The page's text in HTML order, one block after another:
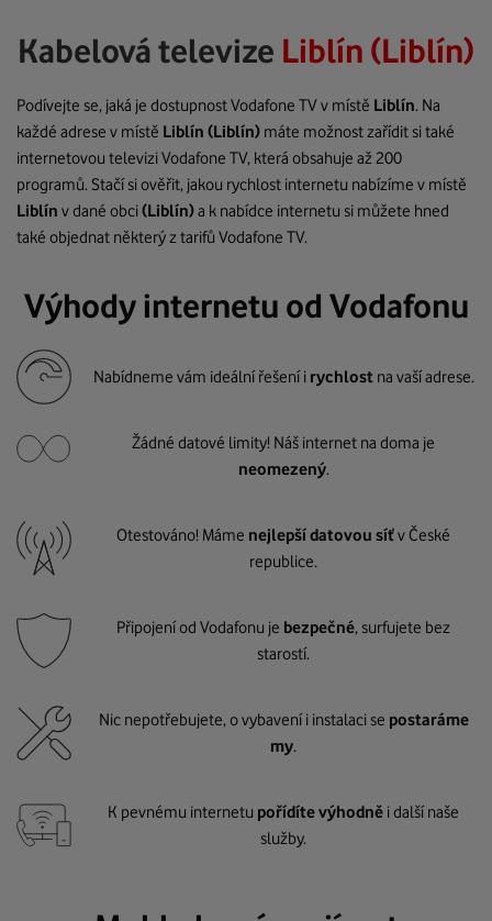
Kabelová televize Liblín (Liblín)
Podívejte se, jaká je dostupnost Vodafone TV v místě Liblín. Na
každé adrese v místě Liblín (Liblín) máte možnost zařídit si také
internetovou televizi Vodafone TV, která obsahuje až 200
programů. Stačí si ověřit, jakou rychlost internetu nabízíme v místě
Liblín v dané obci(Liblín)a k nabídce internetu si můžete hned
také objednat některý z tarifů Vodafone TV.
Výhody internetu od Vodafonu
Nabídneme vám ideální řešení i rychlost na vaší adrese.
Žádné datové limity! Náš internet na doma je
neomezený.
Otestováno! Máme nejlepší datovou síťv České
republice.
Připojení od Vodafonu je bezpečné, surfujete bez
starostí.
Nic nepotřebujete, o vybavení i instalaci se postaráme
my.
K pevnému internetu pořídíte výhodně i další naše
služby.